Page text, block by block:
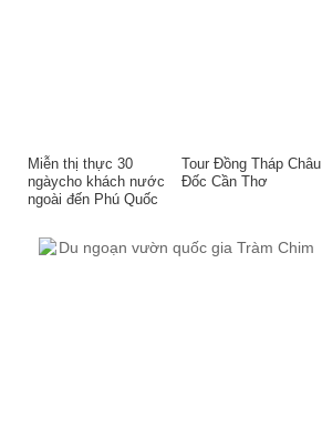
Miễn thị thực 30
ngàycho khách nước
ngoài đến Phú Quốc
Tour Đồng Tháp Châu
Đốc Cần Thơ